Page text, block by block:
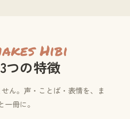
Hibi
つの特徴
ん。声・ことば・表情を、ま
一冊に。